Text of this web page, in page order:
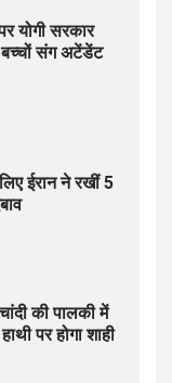
योगी सरकार
संग अटेंडेंट
ईरान ने रखीं 5
की पालकी में
पर होगा शाही